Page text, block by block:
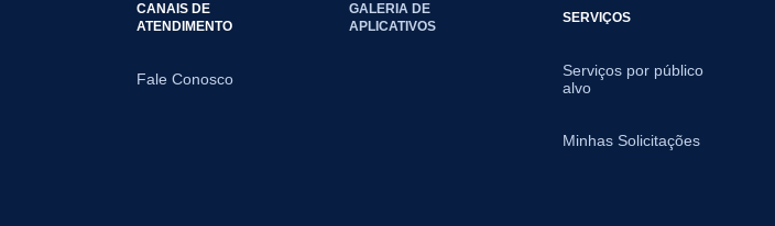
CANAIS DE
ATENDIMENTO
Fale Conosco
GALERIA DE
APLICATIVOS
SERVIÇOS
Serviços por público
alvo
Minhas Solicitações